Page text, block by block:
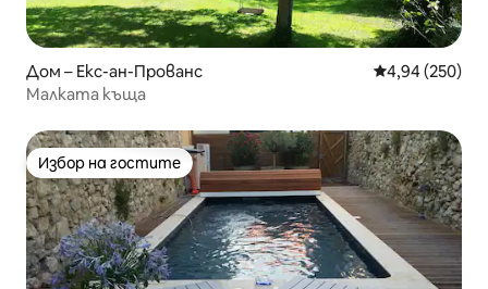
Дом – Екс-ан-Прованс Средна
4,94 (250)
Малката къща
Избор на гостите
Избор на гостите